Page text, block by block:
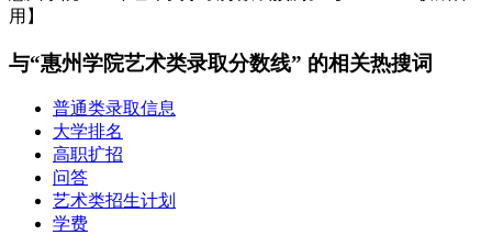
用】
与“惠州学院艺术类录取分数线” 的相关热搜词
普通类录取信息
大学排名
高职扩招
问答
艺术类招生计划
学费